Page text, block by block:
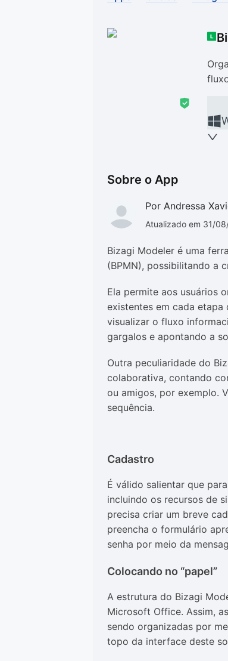
Sobre o App
Por Andressa
Atualizado em 31/
Bizagi Modeler é uma
(BPMN), possibilitando a
Ela permite aos usuários
existentes em cada etapa
visualizar o fluxo
gargalos e apontando a
Outra peculiaridade do
colaborativa, contando
ou amigos, por exemplo.
sequência.
Cadastro
É válido salientar que
incluindo os recursos de
precisa criar um breve
preencha o formulário
senha por meio da
Colocando no “papel”
A estrutura do Bizagi
Microsoft Office. Assim,
sendo organizadas por
topo da interface deste